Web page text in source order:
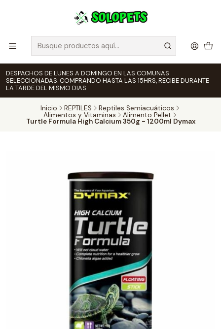
DESPACHOS DE LUNES A DOMINGO EN LAS COMUNAS
SELECCIONADAS. COMPRANDO HASTA LAS 15HRS, RECIBE DURANTE
LA TARDE DEL MISMO DIAS
Inicio REPTILES
Reptiles Semiacuáticos
Alimentos y Vitaminas
Alimento Pellet
Turtle Formula High Calcium 350g - 1200ml Dymax